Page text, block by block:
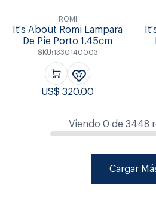
ROMI
It's About Romi Lampara
De Pie Porto 1.45cm
SKU:1330140003
US$320.00
Viendo 0 de 3448
Cargar